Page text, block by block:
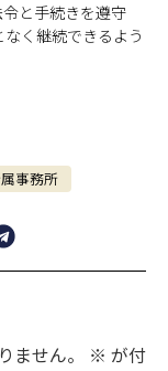
と手続きを遵守
く継続できるよう
事務所
ません。 ※ が付